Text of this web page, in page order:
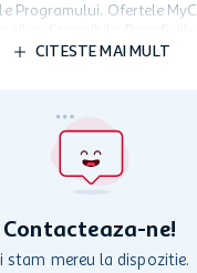
Programului. Ofertele
client o singura data in
mentionate in Termene si
utilizarii
sau in perioada in
CITESTE MAI MULT
Contacteaza-ne!
stam mereu la dispozitie.